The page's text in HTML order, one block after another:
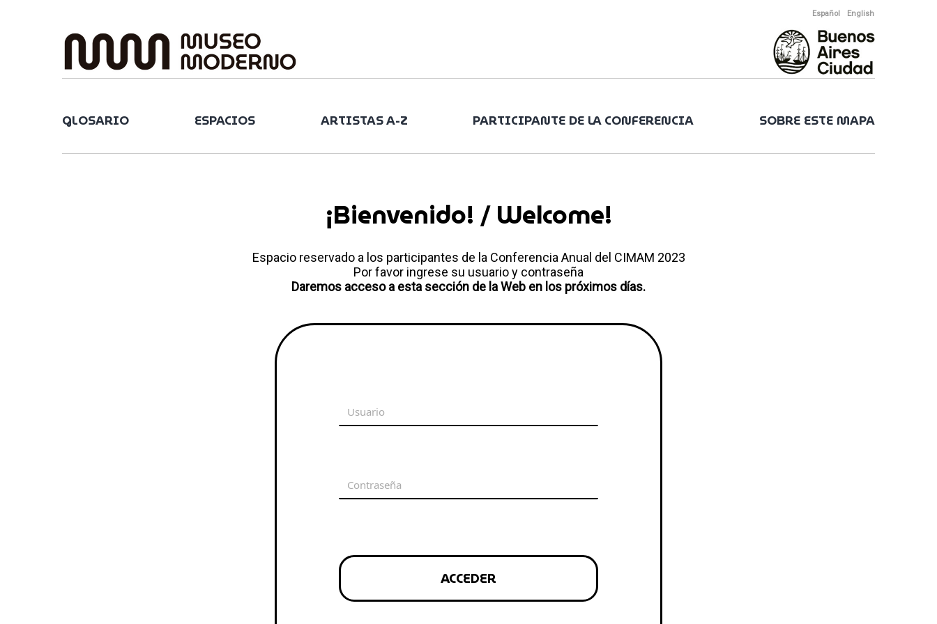
Español English
GLOSARIO ESPACIOS ARTISTAS A-Z PARTICIPANTE DE LA CONFERENCIA SOBRE ESTE MAPA
¡Bienvenido! / Welcome!
Espacio reservado a los participantes de la Conferencia Anual del CIMAM 2023
Por favor ingrese su usuario y contraseña
Daremos acceso a esta sección de la Web en los próximos días.